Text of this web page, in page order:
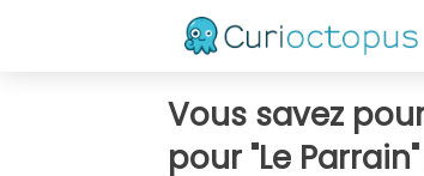
Vous savez
pour "Le